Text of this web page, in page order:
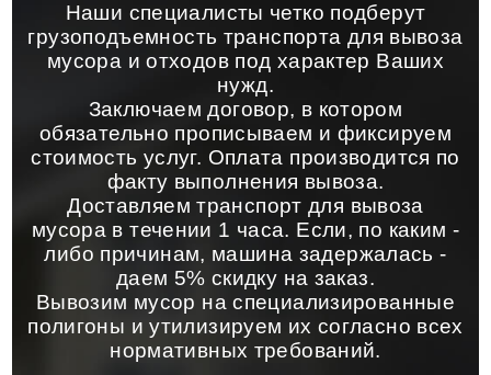
Наши специалисты четко подберут
грузоподъемность транспорта для вывоза
мусора и отходов под характер Ваших
нужд.
Заключаем договор, в котором
обязательно прописываем и фиксируем
стоимость услуг. Оплата производится по
факту выполнения вывоза.
Доставляем транспорт для вывоза
мусора в течении 1 часа. Если, по каким -
либо причинам, машина задержалась -
даем 5% скидку на заказ.
Вывозим мусор на специализированные
полигоны и утилизируем их согласно всех
нормативных требований.